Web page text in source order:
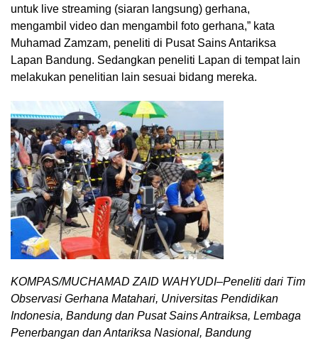
untuk live streaming (siaran langsung) gerhana,
mengambil video dan mengambil foto gerhana,” kata
Muhamad Zamzam, peneliti di Pusat Sains Antariksa
Lapan Bandung. Sedangkan peneliti Lapan di tempat lain
melakukan penelitian lain sesuai bidang mereka.
KOMPAS/MUCHAMAD ZAID WAHYUDI–Peneliti dari Tim
Observasi Gerhana Matahari, Universitas Pendidikan
Indonesia, Bandung dan Pusat Sains Antraiksa, Lembaga
Penerbangan dan Antariksa Nasional, Bandung